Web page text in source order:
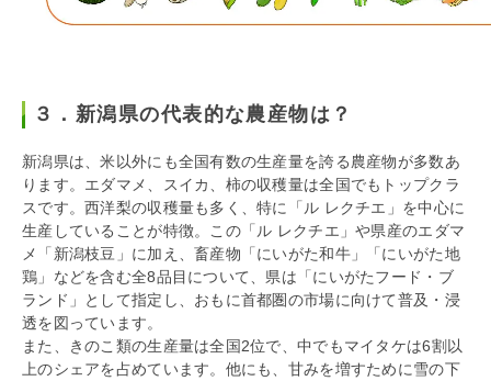
３．新潟県の代表的な農産物は？
新潟県は、米以外にも全国有数の生産量を誇る農産物が多数あ
ります。エダマメ、スイカ、柿の収穫量は全国でもトップクラ
スです。西洋梨の収穫量も多く、特に「ル レクチエ」を中心に
生産していることが特徴。この「ル レクチエ」や県産のエダマ
メ「新潟枝豆」に加え、畜産物「にいがた和牛」「にいがた地
鶏」などを含む全8品目について、県は「にいがたフード・ブ
ランド」として指定し、おもに首都圏の市場に向けて普及・浸
透を図っています。
また、きのこ類の生産量は全国2位で、中でもマイタケは6割以
上のシェアを占めています。他にも、甘みを増すために雪の下